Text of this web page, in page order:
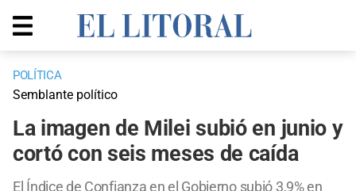
POLÍTICA
Semblante político
La imagen de Milei subió en junio y
cortó con seis meses de caída
El Índice de Confianza en el Gobierno subió 3,9% en